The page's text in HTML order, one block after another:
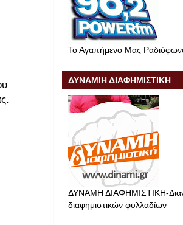
Το Αγαπήμενο Μας
ΔΥΝΑΜΙΗ ΔΙΑΦΗΜΙΣΤΙΚΗ
ΔΥΝΑΜΗ ΔΙΑΦΗΜΙΣΤΙΚΗ-
διαφημιστικών φυλλαδίων